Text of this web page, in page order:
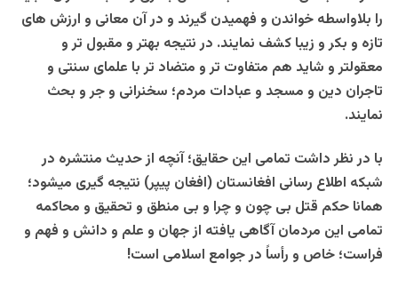
را بلاواسطه خواندن و فهمیدن گیرند و در آن معانی و ارزش های
تازه و بکر و زیبا کشف نمایند. در نتیجه بهتر و مقبول تر و
معقولتر و شاید هم متفاوت تر و متضاد تر با علمای سنتی و
تاجران دین و مسجد و عبادات مردم؛ سخنرانی و جر و بحث
نمایند.
با در نظر داشت تمامی این حقایق؛ آنچه از حدیث منتشره در
شبکه اطلاع رسانی افغانستان (افغان پیپر) نتیجه گیری میشود؛
همانا حکم قتل بی چون و چرا و بی منطق و تحقیق و محاکمه
تمامی این مردمان آگاهی یافته از جهان و علم و دانش و فهم و
فراست؛ خاص و رأساً در جوامع اسلامی است!